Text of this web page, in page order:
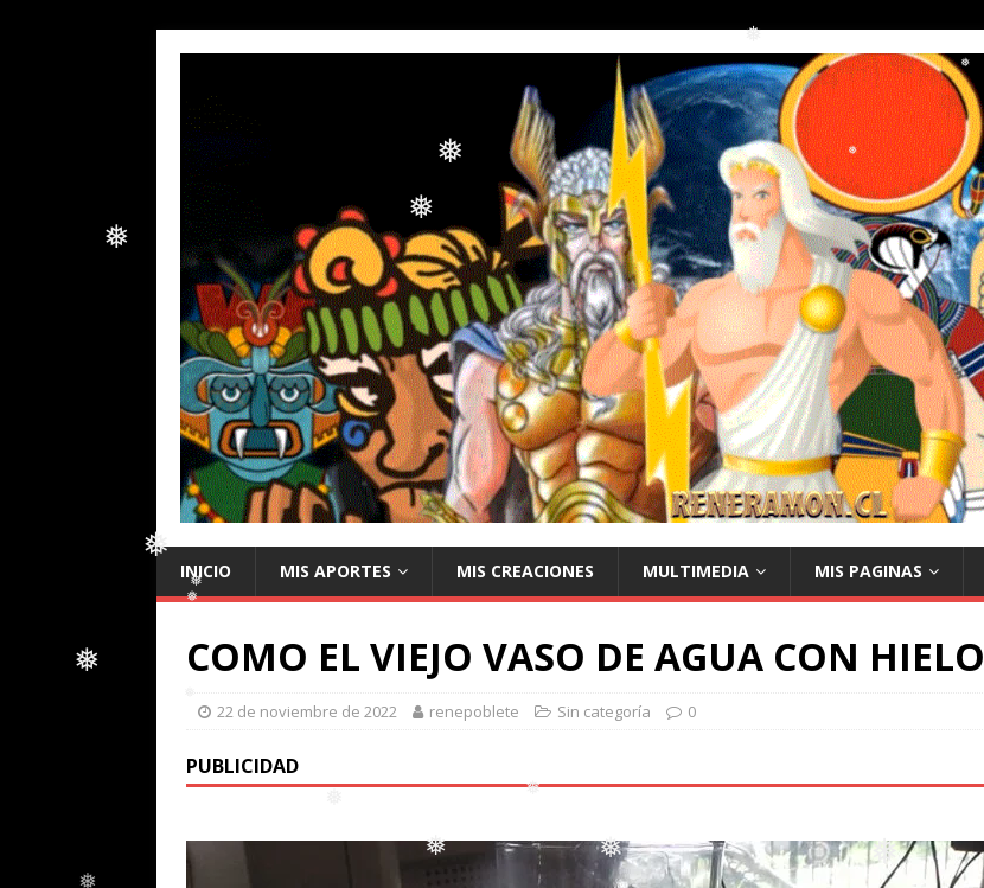
❅ ❅
❅
❅
❅
INICIO MIS APORTES MIS CREACIONES MULTIMEDIA MIS PAGINAS
COMO EL VIEJO VASO DE AGUA CON HIELO
22 de noviembre de 2022 renepoblete Sin categoría 0
PUBLICIDAD